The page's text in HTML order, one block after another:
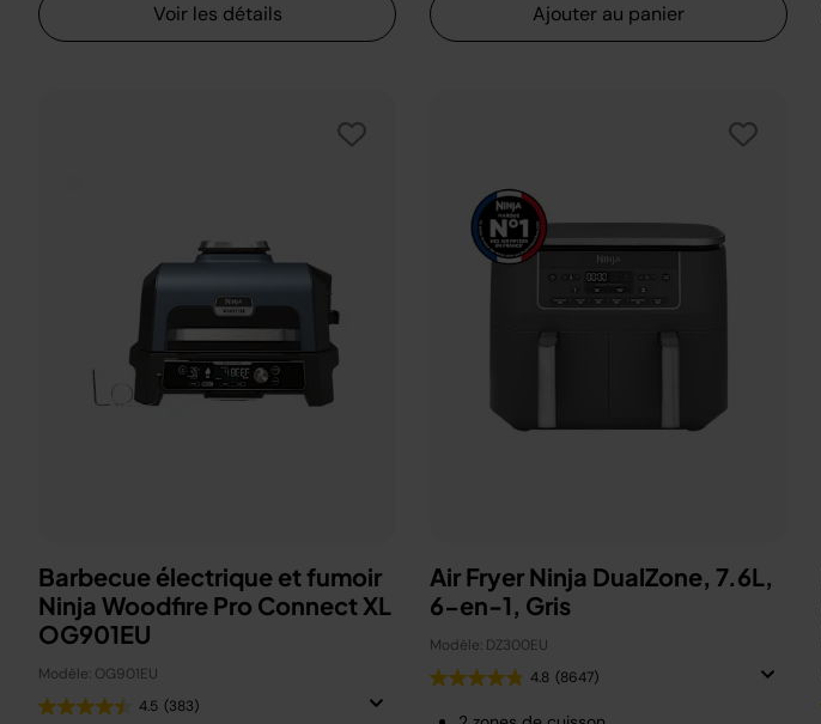
Voir les détails Ajouter au panier
Barbecue électrique et fumoir
Ninja Woodfire Pro Connect XL
OG901EU
Modèle: OG901EU
4.5 (383)
Air Fryer Ninja DualZone, 7.6L,
6-en-1, Gris
Modèle: DZ300EU
4.8 (8647)